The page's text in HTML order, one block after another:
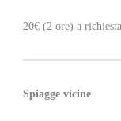
20€ (2 ore) a
Spiagge vicine